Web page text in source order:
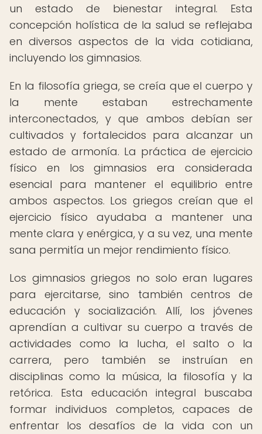
un estado de bienestar integral. Esta
concepción holística de la salud se reflejaba
en diversos aspectos de la vida cotidiana,
incluyendo los gimnasios.
En la filosofía griega, se creía que el cuerpo y
la mente estaban estrechamente
interconectados, y que ambos debían ser
cultivados y fortalecidos para alcanzar un
estado de armonía. La práctica de ejercicio
físico en los gimnasios era considerada
esencial para mantener el equilibrio entre
ambos aspectos. Los griegos creían que el
ejercicio físico ayudaba a mantener una
mente clara y enérgica, y a su vez, una mente
sana permitía un mejor rendimiento físico.
Los gimnasios griegos no solo eran lugares
para ejercitarse, sino también centros de
educación y socialización. Allí, los jóvenes
aprendían a cultivar su cuerpo a través de
actividades como la lucha, el salto o la
carrera, pero también se instruían en
disciplinas como la música, la filosofía y la
retórica. Esta educación integral buscaba
formar individuos completos, capaces de
enfrentar los desafíos de la vida con un